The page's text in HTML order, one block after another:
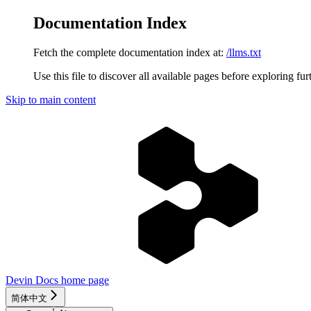
Documentation Index
Fetch the complete documentation index at: /llms.txt
Use this file to discover all available pages before exploring
Skip to main content
Devin Docs home page
简体中文